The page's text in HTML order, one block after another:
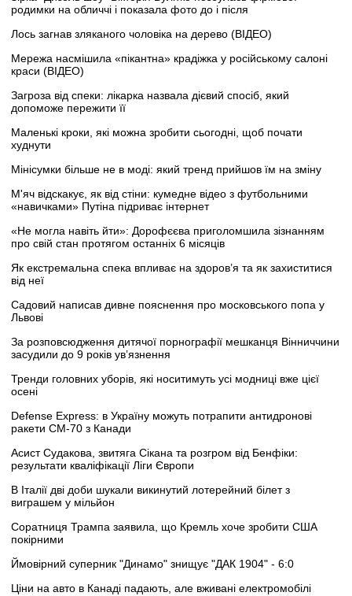
родимки на обличчі і показала фото до і після
Лось загнав зляканого чоловіка на дерево (ВІДЕО)
Мережа насмішила «пікантна» крадіжка у російському салоні
краси (ВІДЕО)
Загроза від спеки: лікарка назвала дієвий спосіб, який
допоможе пережити її
Маленькі кроки, які можна зробити сьогодні, щоб почати
худнути
Мінісумки більше не в моді: який тренд прийшов їм на зміну
М'яч відскакує, як від стіни: кумедне відео з футбольними
«навичками» Путіна підриває інтернет
«Не могла навіть йти»: Дорофєєва приголомшила зізнанням
про свій стан протягом останніх 6 місяців
Як екстремальна спека впливає на здоров’я та як захиститися
від неї
Садовий написав дивне пояснення про московського попа у
Львові
За розповсюдження дитячої порнографії мешканця Вінниччини
засудили до 9 років ув’язнення
Тренди головних уборів, які носитимуть усі модниці вже цієї
осені
Defense Express: в Україну можуть потрапити антидронові
ракети CM-70 з Канади
Асист Судакова, звитяга Сікана та розгром від Бенфіки:
результати кваліфікації Ліги Європи
В Італії дві доби шукали викинутий лотерейний білет з
виграшем у мільйон
Соратниця Трампа заявила, що Кремль хоче зробити США
покірними
Ймовірний суперник "Динамо" знищує "ДАК 1904" - 6:0
Ціни на авто в Канаді падають, але вживані електромобілі